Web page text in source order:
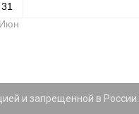
31
и запрещенной в России.